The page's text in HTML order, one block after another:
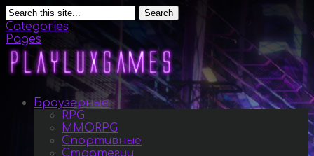
Search
Categories
Pages
Браузерные
RPG
MMORPG
Спортивные
Стратегии